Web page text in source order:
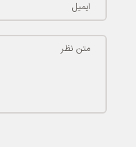
ایمیل
متن نظر